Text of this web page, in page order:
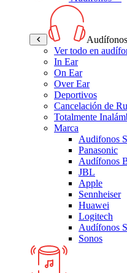
Audífonos
Ver todo en
In Ear
On Ear
Over Ear
Deportivos
Cancelación de
Totalmente
Marca
Audifonos
Panasonic
Audífonos
JBL
Apple
Sennheiser
Huawei
Logitech
Audífonos
Sonos